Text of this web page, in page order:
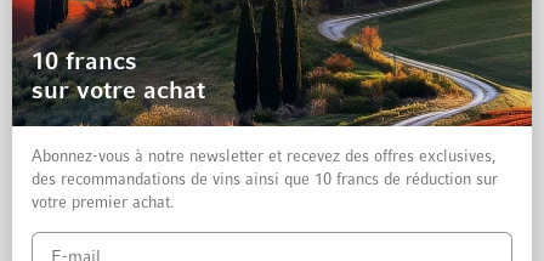
10 francs
sur votre achat
Abonnez-vous à notre newsletter et recevez des offres exclusives,
des recommandations de vins ainsi que 10 francs de réduction sur
votre premier achat.